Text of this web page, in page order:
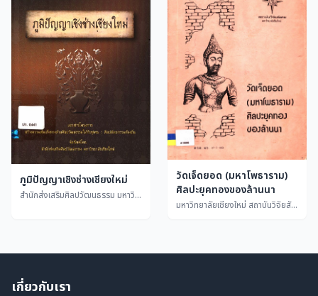
ภูมิปัญญาเชิงช่างเชียงใหม่
สำนักส่งเสริมศิลปวัฒนธรรม มหาวิทยาลัยเชียงใหม่
วัดเจ็ดยอด (มหาโพธาราม)
ศิลปะยุคทองของล้านนา
มหาวิทยาลัยเชียงใหม่ สถาบันวิจัยสังคม
เกี่ยวกับเรา